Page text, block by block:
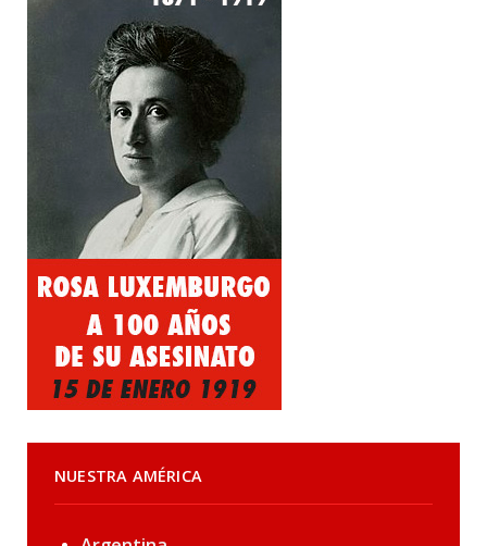
NUESTRA AMÉRICA